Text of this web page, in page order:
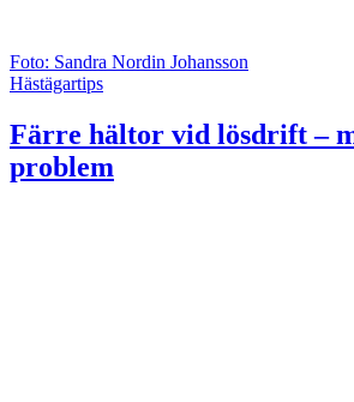
Foto: Sandra Nordin Johansson
Hästägartips
Färre hältor vid lösdrift –
problem